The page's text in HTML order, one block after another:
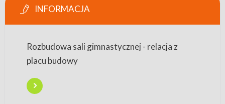
INFORMACJA
Rozbudowa sali gimnastycznej - relacja z
placu budowy